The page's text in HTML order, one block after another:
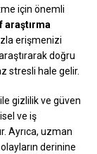
için önemli
araştırma
erişmenizi
doğru
stresli hale gelir.
ile gizlilik ve güven
ve iş
Ayrıca, uzman
derinine